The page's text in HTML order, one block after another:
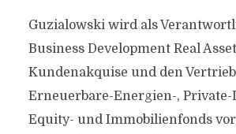
Guzialowski wird als
Business Development Real
Kundenakquise und den
Erneuerbare-Energien-, Private-
Equity- und Immobilienfonds